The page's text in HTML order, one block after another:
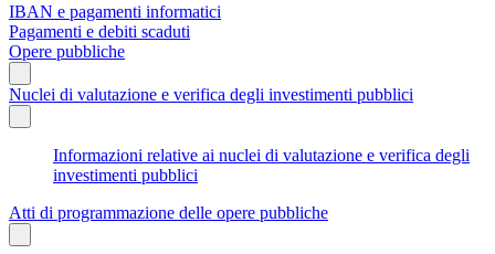
IBAN e pagamenti informatici
Pagamenti e debiti scaduti
Opere pubbliche
Nuclei di valutazione e verifica degli investimenti pubblici
Informazioni relative ai nuclei di valutazione e verifica degli
investimenti pubblici
Atti di programmazione delle opere pubbliche